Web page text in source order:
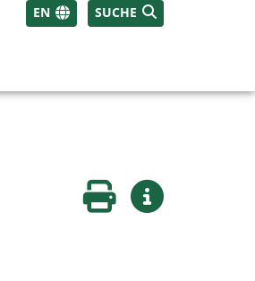
SUCHE
EN
Seite druckenWeitere Infos